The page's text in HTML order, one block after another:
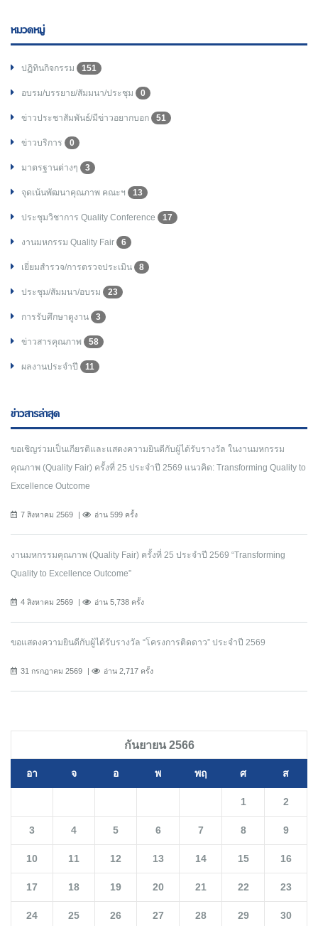
หมวดหมู่
ปฏิทินกิจกรรม 151
อบรม/บรรยาย/สัมมนา/ประชุม 0
ข่าวประชาสัมพันธ์/มีข่าวอยากบอก 51
ข่าวบริการ 0
มาตรฐานต่างๆ 3
จุดเน้นพัฒนาคุณภาพ คณะฯ 13
ประชุมวิชาการ Quality Conference 17
งานมหกรรม Quality Fair 6
เยี่ยมสำรวจ/การตรวจประเมิน 8
ประชุม/สัมมนา/อบรม 23
การรับศึกษาดูงาน 3
ข่าวสารคุณภาพ 58
ผลงานประจำปี 11
ข่าวสารล่าสุด
ขอเชิญร่วมเป็นเกียรติและแสดงความยินดีกับผู้ได้รับรางวัล ในงานมหกรรม
คุณภาพ (Quality Fair) ครั้งที่ 25 ประจำปี 2569 แนวคิด: Transforming Quality to
Excellence Outcome
7 สิงหาคม 2569 อ่าน 599 ครั้ง
งานมหกรรมคุณภาพ (Quality Fair) ครั้งที่ 25 ประจำปี 2569 “Transforming
Quality to Excellence Outcome”
4 สิงหาคม 2569 อ่าน 5,738 ครั้ง
ขอแสดงความยินดีกับผู้ได้รับรางวัล “โครงการติดดาว” ประจำปี 2569
31 กรกฎาคม 2569 อ่าน 2,717 ครั้ง
กันยายน 2566
อา จ อ พ พฤ ศ ส
1 2
3 4 5 6 7 8 9
10 11 12 13 14 15 16
17 18 19 20 21 22 23
24 25 26 27 28 29 30